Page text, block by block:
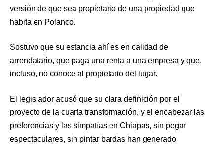
versión de que sea propietario de una propiedad que
habita en Polanco.
Sostuvo que su estancia ahí es en calidad de
arrendatario, que paga una renta a una empresa y que,
incluso, no conoce al propietario del lugar.
El legislador acusó que su clara definición por el
proyecto de la cuarta transformación, y el encabezar las
preferencias y las simpatías en Chiapas, sin pegar
espectaculares, sin pintar bardas han generado